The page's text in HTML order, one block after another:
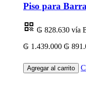
Piso para
₲ 828.630 vía
₲ 1.439.000 ₲
Agregar al carrito